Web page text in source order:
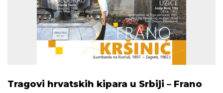
Tragovi hrvatskih kipara u Srbiji – Frano